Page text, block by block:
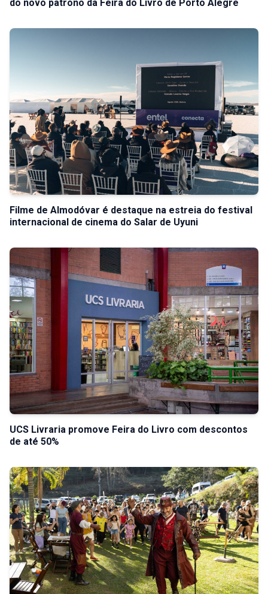
do novo patrono da Feira do Livro de Porto Alegre
Filme de Almodóvar é destaque na estreia do festival
internacional de cinema do Salar de Uyuni
UCS Livraria promove Feira do Livro com descontos
de até 50%